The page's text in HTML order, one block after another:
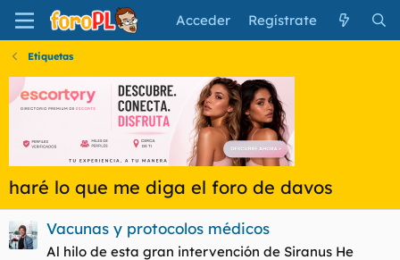
Acceder Regístrate
Etiquetas
haré lo que me diga el foro de davos
Vacunas y protocolos médicos
Al hilo de esta gran intervención de Siranus He